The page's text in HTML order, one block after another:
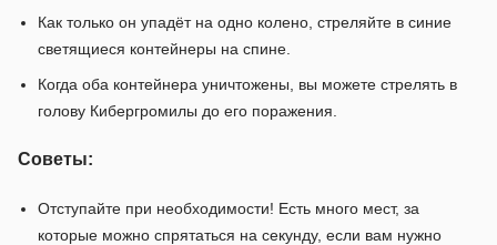
Как только он упадёт на одно колено, стреляйте в синие
светящиеся контейнеры на спине.
Когда оба контейнера уничтожены, вы можете стрелять в
голову Кибергромилы до его поражения.
Советы:
Отступайте при необходимости! Есть много мест, за
которые можно спрятаться на секунду, если вам нужно